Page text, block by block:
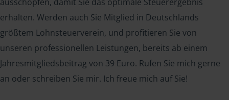
erhalten. Werden auch Sie Mitglied in Deutschlands
größtem Lohnsteuerverein, und profitieren Sie von
unseren professionellen Leistungen, bereits ab einem
Jahresmitgliedsbeitrag von 39 Euro. Rufen Sie mich gerne
an oder schreiben Sie mir. Ich freue mich auf Sie!